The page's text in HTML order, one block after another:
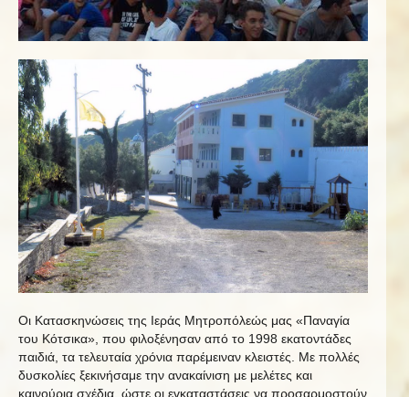
Οι Κατασκηνώσεις της Ιεράς Μητροπόλεώς μας «Παναγία
του Κότσικα», που φιλοξένησαν από το 1998 εκατοντάδες
παιδιά, τα τελευταία χρόνια παρέμειναν κλειστές. Με πολλές
δυσκολίες ξεκινήσαμε την ανακαίνιση με μελέτες και
καινούρια σχέδια, ώστε οι εγκαταστάσεις να προσαρμοστούν